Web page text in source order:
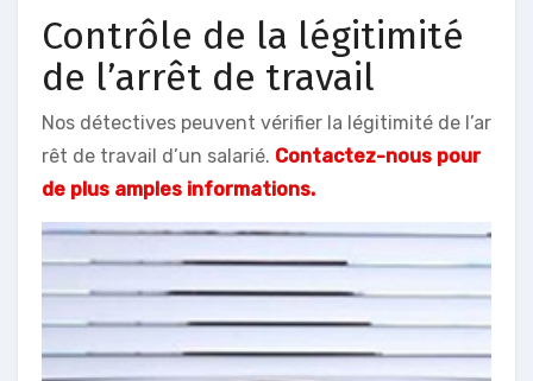
Contrôle de la légitimité
de l’arrêt de travail
Nos détectives peuvent vérifier la légitimité de l’ar
rêt de travail d’un salarié. Contactez-nous pour
de plus amples informations.